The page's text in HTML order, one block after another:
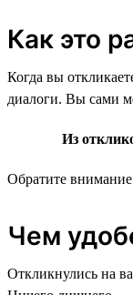
Как это
Когда вы
диалоги. Вы сами
Из
Обратите
Чем
Откликнулись на